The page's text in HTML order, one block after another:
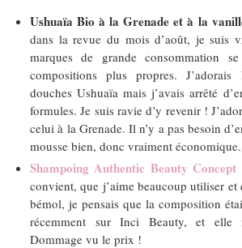
Ushuaïa Bio à la Grenade et à la
dans la revue du mois d’août, je suis
marques de grande consommation
compositions plus propres.
douches Ushuaïa mais j’avais arrêté
formules. Je suis ravie d’y revenir !
celui à la Grenade. Il n’y a pas besoin
mousse bien, donc vraiment économique.
Shampoing Authentic Beauty Concept
convient, que j’aime beaucoup utiliser et
bémol, je pensais que la composition
récemment sur Inci Beauty, et elle
Dommage vu le prix !